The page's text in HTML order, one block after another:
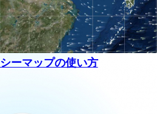
シーマップの使い方